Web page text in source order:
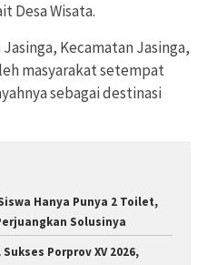
Desa Wisata.
Kecamatan Jasinga,
masyarakat setempat
sebagai destinasi
Hanya Punya 2 Toilet,
Solusinya
Porprov XV 2026,